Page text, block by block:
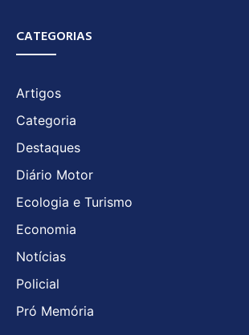
CATEGORIAS
Artigos
Categoria
Destaques
Diário Motor
Ecologia e Turismo
Economia
Notícias
Policial
Pró Memória